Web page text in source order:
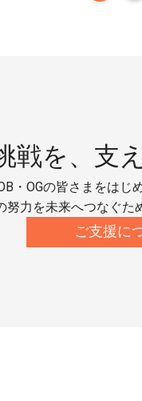
戦を、 支
・OGの皆さまをはじ
努力を未来へつなぐた
ご支援に